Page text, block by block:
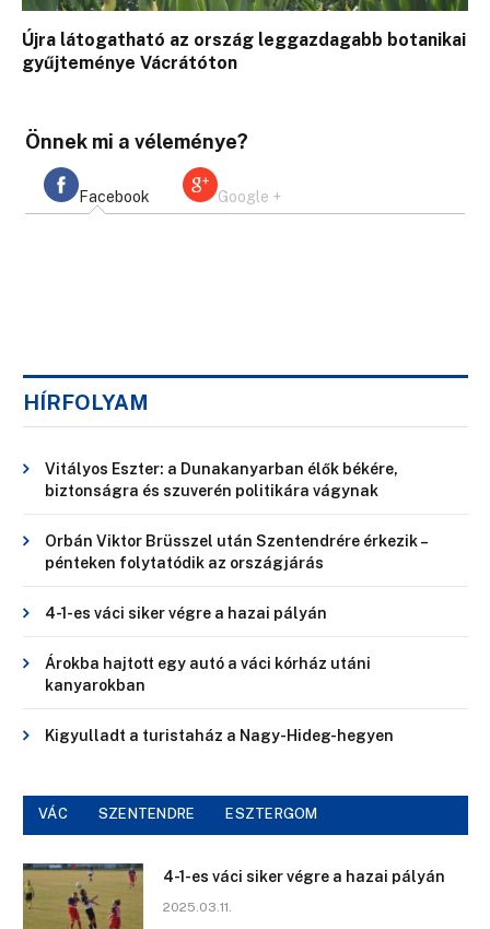
Újra látogatható az ország leggazdagabb botanikai
gyűjteménye Vácrátóton
Önnek mi a véleménye?
Facebook Google +
HÍRFOLYAM
Vitályos Eszter: a Dunakanyarban élők békére,
biztonságra és szuverén politikára vágynak
Orbán Viktor Brüsszel után Szentendrére érkezik –
pénteken folytatódik az országjárás
4-1-es váci siker végre a hazai pályán
Árokba hajtott egy autó a váci kórház utáni
kanyarokban
Kigyulladt a turistaház a Nagy-Hideg-hegyen
VÁC SZENTENDRE ESZTERGOM
4-1-es váci siker végre a hazai pályán
2025.03.11.